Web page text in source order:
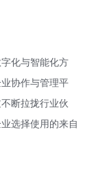
化与智能化方
协作与管理平
断拉拢行业伙
选择使用的来自